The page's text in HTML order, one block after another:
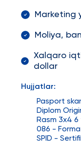
Marketing
Moliya,
Xalqaro
dollar
Hujjatlar:
Pasport
Diplom
Rasm 3x4
086 - Forma
SPID -